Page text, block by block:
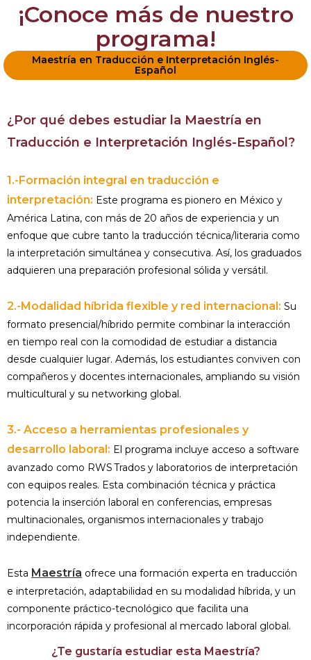
¡Conoce más de nuestro
programa!
Maestría en Traducción e Interpretación Inglés-
Español
¿Por qué debes estudiar la Maestría en
Traducción e Interpretación Inglés-Español?
1.-Formación integral en traducción e
interpretación: Este programa es pionero en México y
América Latina, con más de 20 años de experiencia y un
enfoque que cubre tanto la traducción técnica/literaria como
la interpretación simultánea y consecutiva. Así, los graduados
adquieren una preparación profesional sólida y versátil.
2.-Modalidad híbrida flexible y red internacional: Su
formato presencial/híbrido permite combinar la interacción
en tiempo real con la comodidad de estudiar a distancia
desde cualquier lugar. Además, los estudiantes conviven con
compañeros y docentes internacionales, ampliando su visión
multicultural y su networking global.
3.- Acceso a herramientas profesionales y
desarrollo laboral: El programa incluye acceso a software
avanzado como RWS Trados y laboratorios de interpretación
con equipos reales. Esta combinación técnica y práctica
potencia la inserción laboral en conferencias, empresas
multinacionales, organismos internacionales y trabajo
independiente.
Esta Maestría ofrece una formación experta en traducción
e interpretación, adaptabilidad en su modalidad híbrida, y un
componente práctico-tecnológico que facilita una
incorporación rápida y profesional al mercado laboral global.
¿Te gustaría estudiar esta Maestría?